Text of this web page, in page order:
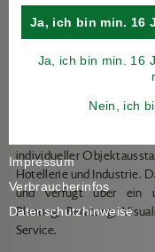
KONWAY
individueller
Hotellerie und Industrie.
und verfügt über ein
Planung, Beratung,
Service.
Ja, ich bin min. 16
Ja, ich bin min. 16
Nein, ich
Impressum
Verbraucherinfos
Datenschutzhinweise